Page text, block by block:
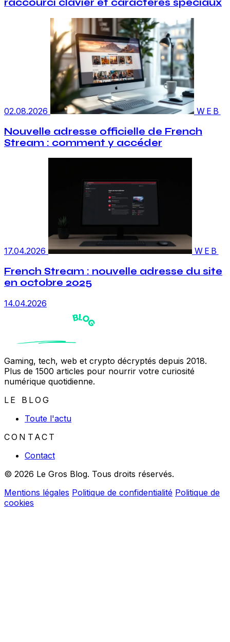
raccourci clavier et caractères spéciaux
02.08.2026 WEB
Nouvelle adresse officielle de French
Stream : comment y accéder
17.04.2026 WEB
French Stream : nouvelle adresse du site
en octobre 2025
14.04.2026
Gaming, tech, web et crypto décryptés depuis 2018.
Plus de 1500 articles pour nourrir votre curiosité
numérique quotidienne.
LE BLOG
Toute l'actu
CONTACT
Contact
© 2026 Le Gros Blog. Tous droits réservés.
Mentions légales Politique de confidentialité Politique de
cookies